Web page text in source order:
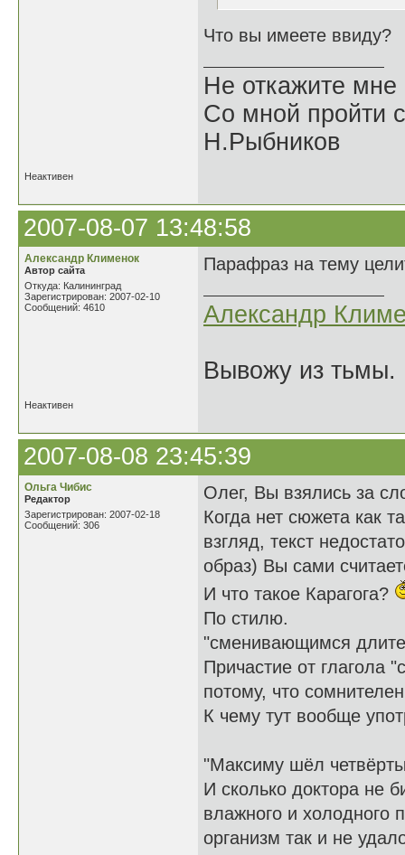
Что вы имеете ввиду?
Не откажите мне
Со мной пройти
Н.Рыбников
Неактивен
2007-08-07 13:48:58
Александр Клименок
Автор сайта
Откуда: Калининград
Зарегистрирован: 2007-02-10
Сообщений: 4610
Парафраз на тему
Александр
Вывожу из тьмы.
Неактивен
2007-08-08 23:45:39
Ольга Чибис
Редактор
Зарегистрирован: 2007-02-18
Сообщений: 306
Олег, Вы взялись за
Когда нет сюжета как
взгляд, текст
образ) Вы сами
И что такое Карагога?
По стилю.
"сменивающимся
Причастие от глагола
потому, что
К чему тут вообще
"Максиму шёл
И сколько доктора не
влажного и холодного
организм так и не